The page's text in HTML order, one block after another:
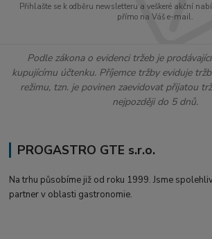
Přihlašte se k odběru newsletteru a veškeré akční
přímo na Váš e-mail.
Podle zákona o evidenci tržeb je
kupujícímu účtenku. Příjemce tržby eviduje
režimu, tzn. je povinen zaevidovat přijatou
nejpozději do 5 dnů.
PROGASTRO GTE s.r.o.
Na trhu působíme již od roku 1999. Jsme
partner v oblasti gastronomie.